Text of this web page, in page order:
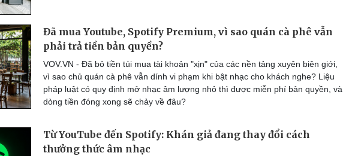
Văn hóa
Sân khấu - Điện ảnh
Văn học
Âm nhạc
Di sản
Nghệ sĩ
Thời trang
Sao Việt
Du lịch
Tư vấn
check-in
Đã mua Youtube, Spotify Premium, vì sao quán cà phê vẫn
phải trả tiền bản quyền?
VOV.VN - Đã bỏ tiền túi mua tài khoản "xịn" của các nền tảng xuyên biên giới,
vì sao chủ quán cà phê vẫn dính vi phạm khi bật nhạc cho khách nghe? Liệu
pháp luật có quy định mở nhạc âm lượng nhỏ thì được miễn phí bản quyền, và
dòng tiền đóng xong sẽ chảy về đâu?
Từ YouTube đến Spotify: Khán giả đang thay đổi cách
thưởng thức âm nhạc